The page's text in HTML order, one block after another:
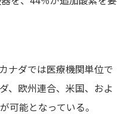
ナダでは医療機関単位で
、欧州連合、米国、およ
可能となっている。